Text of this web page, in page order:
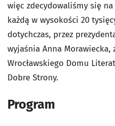
więc zdecydowaliśmy się
każdą w wysokości 20
dotychczas, przez
wyjaśnia Anna Morawiecka,
Wrocławskiego Domu
Dobre Strony.
Program